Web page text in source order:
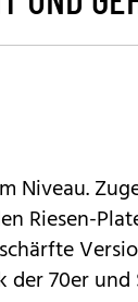
Niveau.
Riesen-
70er und